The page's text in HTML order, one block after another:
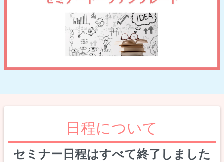
日程について
セミナー日程はすべて終了しました